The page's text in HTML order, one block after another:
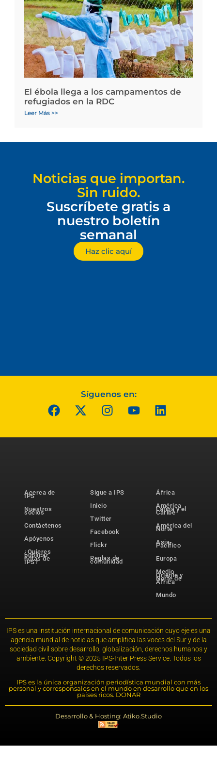
El ébola llega a los campamentos de
refugiados en la RDC
Leer Más >>
Noticias que importan.
Sin ruido.
Suscríbete gratis a
nuestro boletín
semanal
Haz clic aquí
Síguenos en:
Acerca de
IPS
Nuestros
socios
Contáctenos
Apóyenos
¿Quieres
publicar
notas de
IPS?
Sigue a IPS
Inicio
Twitter
Facebook
Flickr
Reglas de
comunidad
África
América
Latina y el
Caribe
América del
Norte
Asia-
Pacífico
Europa
Medio
Oriente y
Norte de
África
Mundo
IPS es una institución internacional de comunicación cuyo eje es una
agencia mundial de noticias que amplifica las voces del Sur y de la
sociedad civil sobre desarrollo, globalización, derechos humanos y
ambiente. Copyright © 2025 IPS-Inter Press Service. Todos los
derechos reservados.
IPS es la única organización periodística mundial con más
personal y corresponsales en el mundo en desarrollo que en los
países ricos. DONAR
Desarrollo & Hosting: Atiko.Studio